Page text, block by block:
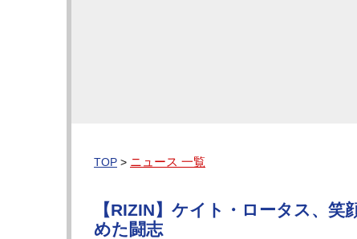
TOP > ニュース 一覧
【RIZIN】ケイト・ロータス、
めた闘志